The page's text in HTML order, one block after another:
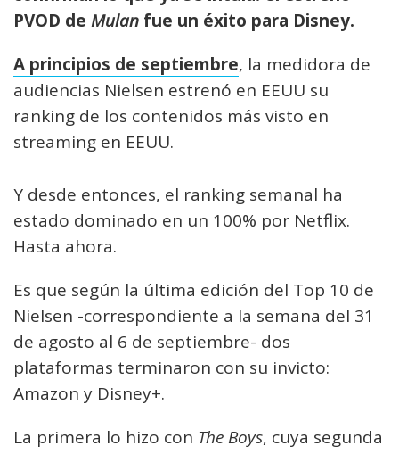
PVOD de Mulan fue un éxito para Disney.
A principios de septiembre, la medidora de
audiencias Nielsen estrenó en EEUU su
ranking de los contenidos más visto en
streaming en EEUU.
Y desde entonces, el ranking semanal ha
estado dominado en un 100% por Netflix.
Hasta ahora.
Es que según la última edición del Top 10 de
Nielsen -correspondiente a la semana del 31
de agosto al 6 de septiembre- dos
plataformas terminaron con su invicto:
Amazon y Disney+.
La primera lo hizo con The Boys, cuya segunda